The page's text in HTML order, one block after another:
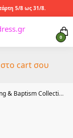
5/8 ως 31/8.
0
cart σου
& Baptism Collection